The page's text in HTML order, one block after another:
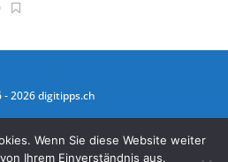
- 2026 digitipps.ch
Wenn Sie diese Website weiter
Ihrem Einverständnis aus.